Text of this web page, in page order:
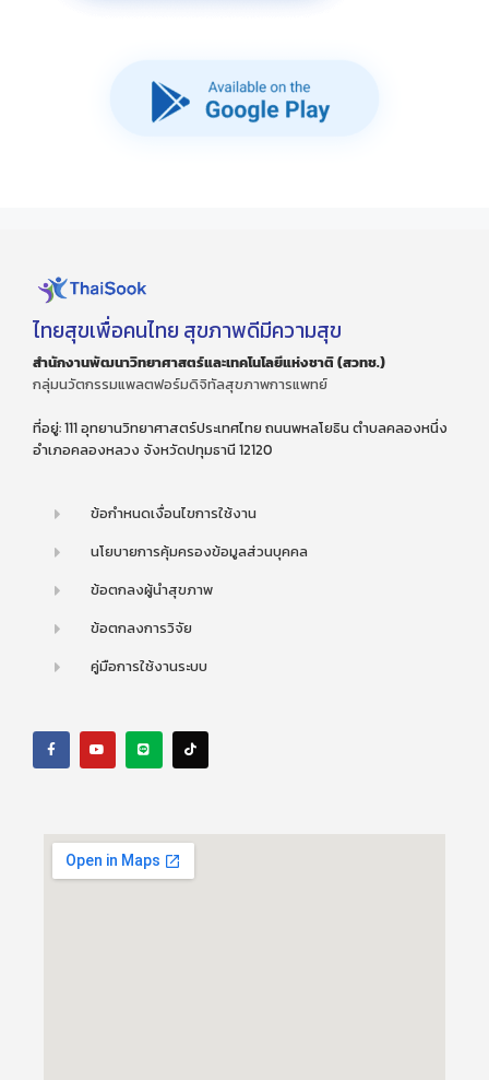
ไทยสุขเพื่อคนไทย สุขภาพดีมีความสุข
สำนักงานพัฒนาวิทยาศาสตร์และเทคโนโลยีแห่งชาติ (สวทช.)
กลุ่มนวัตกรรมแพลตฟอร์มดิจิทัลสุขภาพการแพทย์
ที่อยู่: 111 อุทยานวิทยาศาสตร์ประเทศไทย ถนนพหลโยธิน ตำบลคลองหนึ่ง
อำเภอคลองหลวง จังหวัดปทุมธานี 12120
ข้อกำหนดเงื่อนไขการใช้งาน
นโยบายการคุ้มครองข้อมูลส่วนบุคคล
ข้อตกลงผู้นำสุขภาพ
ข้อตกลงการวิจัย
คู่มือการใช้งานระบบ